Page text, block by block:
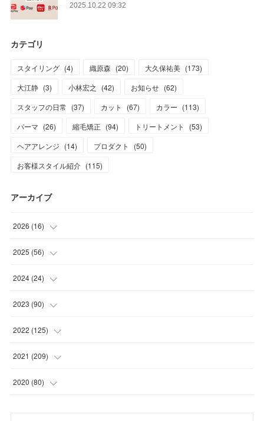
2025.10.22 09:32
カテゴリ
スタイリング (4) 織原森 (20) 大久保祐美 (173)
大江静 (3) 小林宏之 (42) お知らせ (62)
スタッフの日常 (37) カット (67) カラー (113)
パーマ (26) 縮毛矯正 (94) トリートメント (53)
ヘアアレンジ (14) プロダクト (50)
お客様スタイル紹介 (115)
アーカイブ
2026 (16)
(1
(1
(7
(7)
2025 (56)
(5
(11 )
(17
(15
2024 (24)
(1
(1)
(2)
(9
2023 (90)
(12
(17
(16
2022 (125)
(8)
(11 )
2021 (209)
(9
2020 (80)